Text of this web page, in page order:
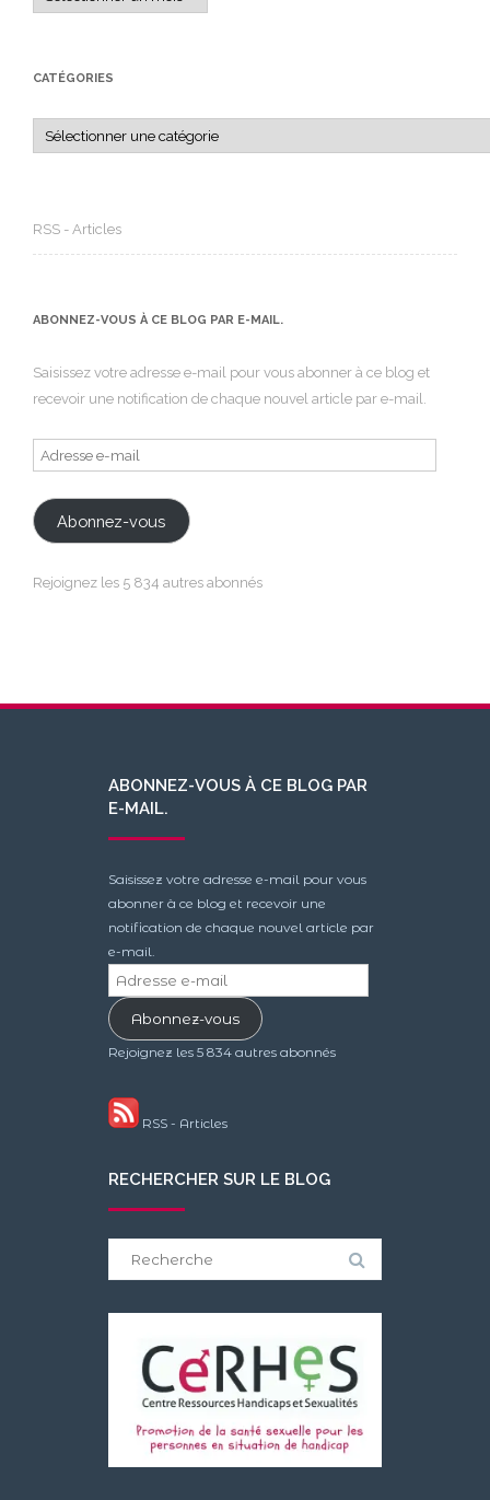
CATÉGORIES
Catégories
RSS - Articles
ABONNEZ-VOUS À CE BLOG PAR E-MAIL.
Saisissez votre adresse e-mail pour vous abonner à ce blog et
recevoir une notification de chaque nouvel article par e-mail.
Adresse
e-
mail
Abonnez-vous
Rejoignez les 5 834 autres abonnés
ABONNEZ-VOUS À CE BLOG PAR
E-MAIL.
Saisissez votre adresse e-mail pour vous
abonner à ce blog et recevoir une
notification de chaque nouvel article par
e-mail.
Adresse
e-
mailAbonnez-vous
Rejoignez les 5 834 autres abonnés
RSS - Articles
RECHERCHER SUR LE BLOG